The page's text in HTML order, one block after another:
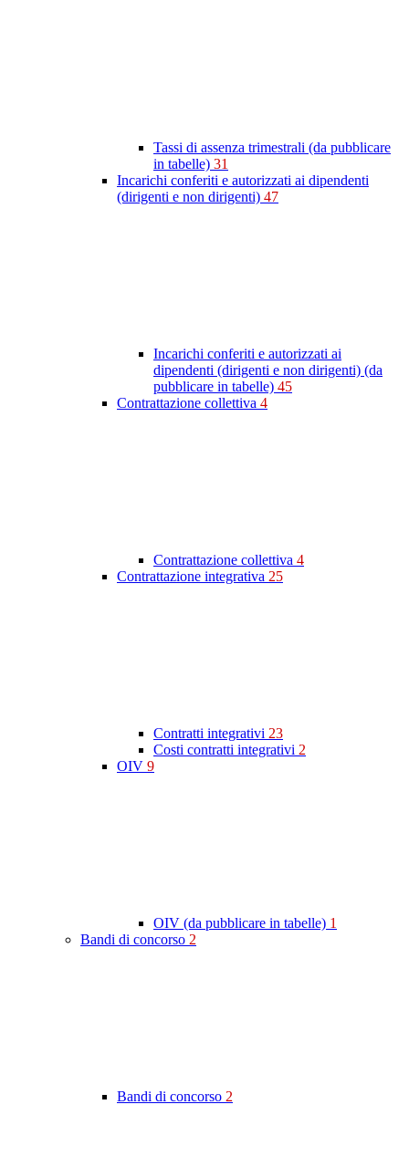
Tassi di assenza trimestrali (da pubblicare
in tabelle) 31
Incarichi conferiti e autorizzati ai dipendenti
(dirigenti e non dirigenti) 47
Incarichi conferiti e autorizzati ai
dipendenti (dirigenti e non dirigenti) (da
pubblicare in tabelle) 45
Contrattazione collettiva 4
Contrattazione collettiva 4
Contrattazione integrativa 25
Contratti integrativi 23
Costi contratti integrativi 2
OIV 9
OIV (da pubblicare in tabelle) 1
Bandi di concorso 2
Bandi di concorso 2